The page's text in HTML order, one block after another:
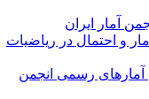
آمار ایران
و احتمال در ریاضیات
رسمی انجمن